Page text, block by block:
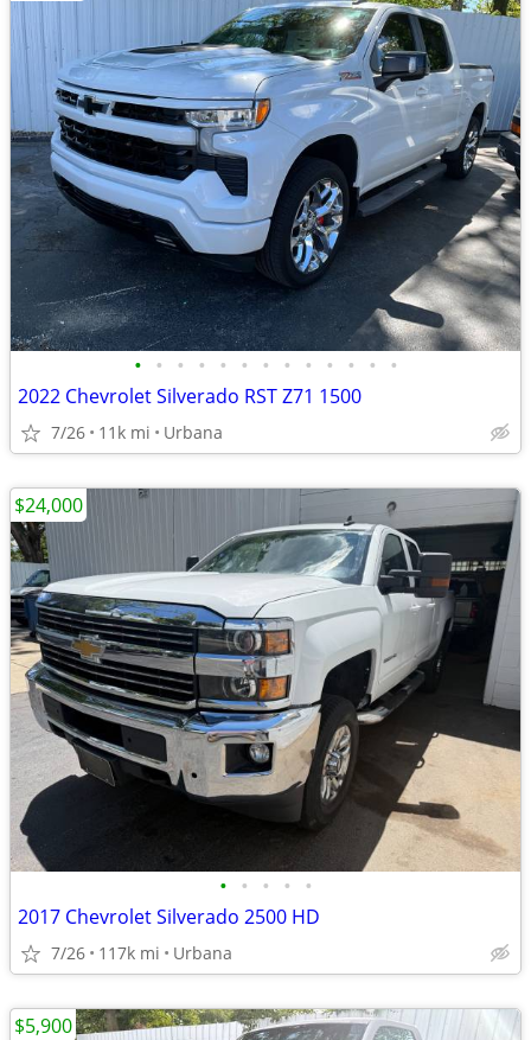
• • • • • • • • • • • • •
2022 Chevrolet Silverado RST Z71 1500
7/26 11k mi Urbana
• • • • •
2017 Chevrolet Silverado 2500 HD
7/26 117k mi Urbana
$24,000
$5,900